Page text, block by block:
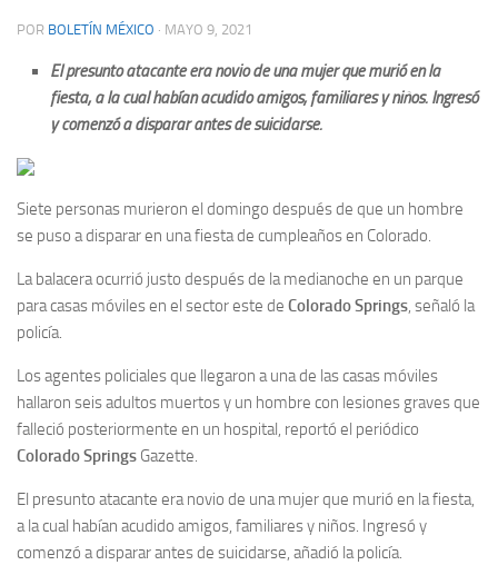
POR BOLETÍN MÉXICO · MAYO 9, 2021
El presunto atacante era novio de una mujer que murió en la
fiesta, a la cual habían acudido amigos, familiares y niños. Ingresó
y comenzó a disparar antes de suicidarse.
Siete personas murieron el domingo después de que un hombre
se puso a disparar en una fiesta de cumpleaños en Colorado.
La balacera ocurrió justo después de la medianoche en un parque
para casas móviles en el sector este de Colorado Springs, señaló la
policía.
Los agentes policiales que llegaron a una de las casas móviles
hallaron seis adultos muertos y un hombre con lesiones graves que
falleció posteriormente en un hospital, reportó el periódico
Colorado Springs Gazette.
El presunto atacante era novio de una mujer que murió en la fiesta,
a la cual habían acudido amigos, familiares y niños. Ingresó y
comenzó a disparar antes de suicidarse, añadió la policía.